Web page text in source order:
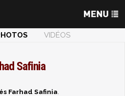
VIDÉOS
Safinia
Farhad Safinia